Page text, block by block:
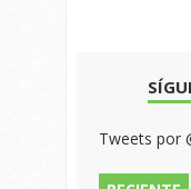
Tweets por